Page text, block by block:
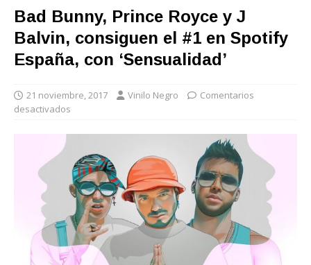
Bad Bunny, Prince Royce y J
Balvin, consiguen el #1 en Spotify
España, con ‘Sensualidad’
21 noviembre, 2017 Vinilo Negro
Comentarios
desactivados